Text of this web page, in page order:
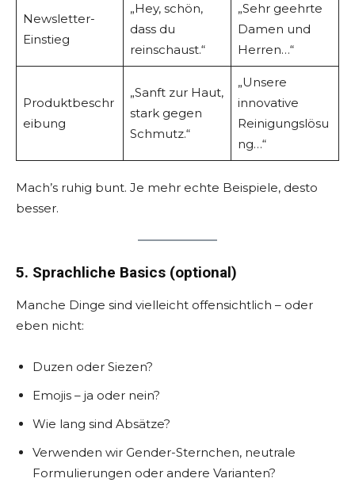
Newsletter-
Einstieg
„Hey, schön,
dass du
reinschaust.“
„Sehr geehrte
Damen und
Herren…“
Produktbeschr
eibung
„Sanft zur Haut,
stark gegen
Schmutz.“
„Unsere
innovative
Reinigungslösu
ng…“
Mach’s ruhig bunt. Je mehr echte Beispiele, desto
besser.
5. Sprachliche Basics (optional)
Manche Dinge sind vielleicht offensichtlich – oder
eben nicht:
Duzen oder Siezen?
Emojis – ja oder nein?
Wie lang sind Absätze?
Verwenden wir Gender-Sternchen, neutrale
Formulierungen oder andere Varianten?